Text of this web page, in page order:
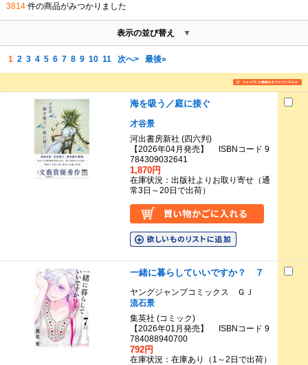
3814件の商品がみつかりました
表示の並び替え
1 2 3 4 5 6 7 8 9 10 11 次へ> 最後»
海を吸う／庭に接ぐ
才谷景
河出書房新社 (四六判)
【2026年04月発売】 ISBNコード 9
784309032641
1,870円
在庫状況：出版社よりお取り寄せ（通
常3日～20日で出荷）
一緒に暮らしていいですか？ ７
ヤングジャンプコミックス ＧＪ
流石景
集英社 (コミック)
【2026年01月発売】 ISBNコード 9
784088940700
792円
在庫状況：在庫あり（1～2日で出荷）